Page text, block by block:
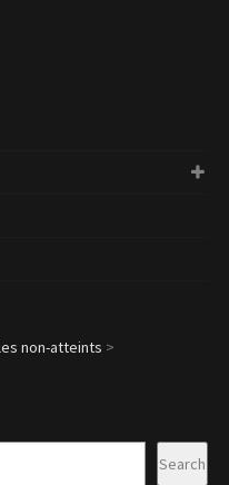
non-atteints >
Search